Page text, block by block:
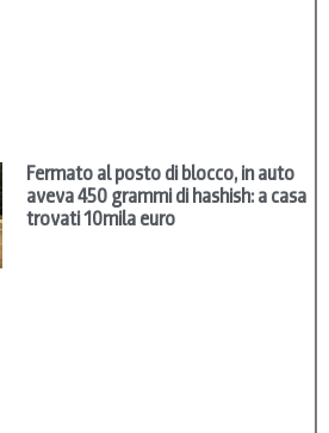
Fermato al posto di blocco, in auto
aveva 450 grammi di hashish: a casa
trovati 10mila euro